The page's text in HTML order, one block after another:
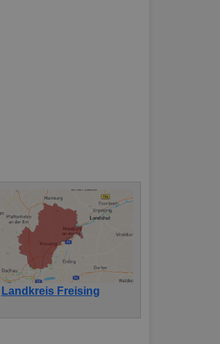
Landkreis Freising